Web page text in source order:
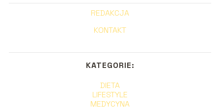
REDAKCJA
KONTAKT
KATEGORIE:
DIETA
LIFESTYLE
MEDYCYNA